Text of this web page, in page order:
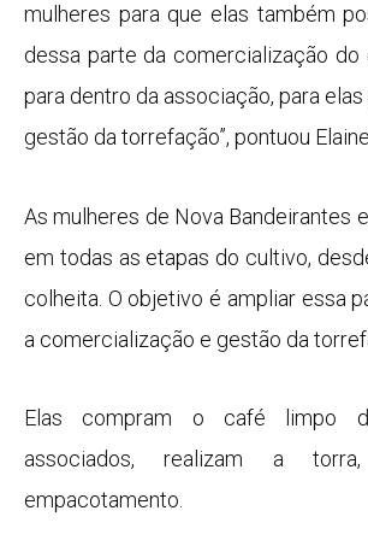
mulheres para que elas também
dessa parte da comercialização do
para dentro da associação, para
gestão da torrefação”, pontuou
As mulheres de Nova Bandeirantes
em todas as etapas do cultivo,
colheita. O objetivo é ampliar essa
a comercialização e gestão da
Elas compram o café limpo
associados, realizam a
empacotamento.